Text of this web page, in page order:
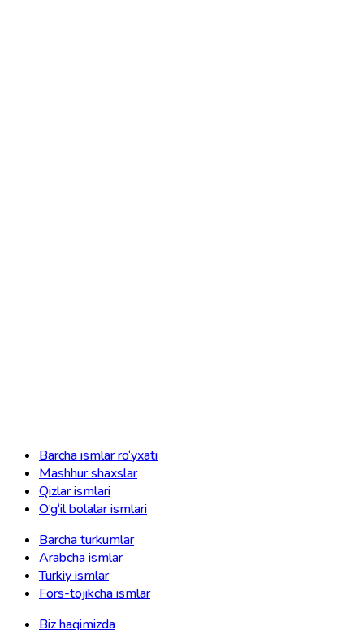
Barcha ismlar ro‘yxati
Mashhur shaxslar
Qizlar ismlari
O‘g‘il bolalar ismlari
Barcha turkumlar
Arabcha ismlar
Turkiy ismlar
Fors-tojikcha ismlar
Biz haqimizda